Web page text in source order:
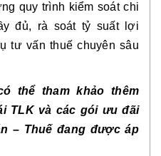
quy trình kiểm soát chi
đủ, rà soát tỷ suất lợi
tư vấn thuế chuyên sâu
thể tham khảo thêm
TLK và các gói ưu đãi
– Thuế đang được áp